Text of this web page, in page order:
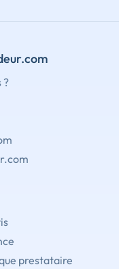
?
prestataire